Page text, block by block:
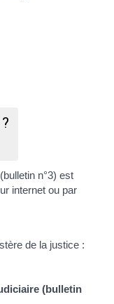
n°3) est
internet ou par
de la justice :
(bulletin